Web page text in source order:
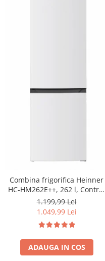
Combina frigorifica Heinner
HC-HM262E++, 262 l, Control
electronic, Iluminare LED, Usi
reversibile, Clasa E, H 180 cm,
Alb
1.199,99 Lei
1.049,99 Lei
ADAUGA IN COS